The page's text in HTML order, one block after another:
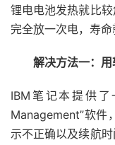
锂电电池发热就比
完全放一次电，寿
解决方法一：用
IBM笔记本提供了
Management”软件
示不正确以及续航